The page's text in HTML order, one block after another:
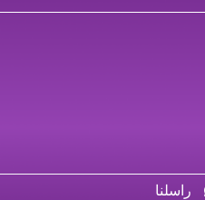
راسلنا